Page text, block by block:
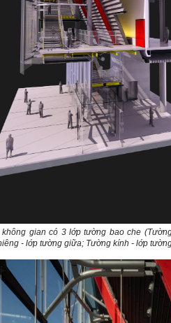
không gian có 3 lớp tường bao che
- lớp tường giữa; Tường kính - lớp